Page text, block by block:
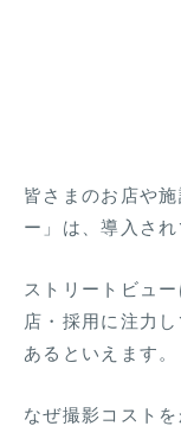
皆さまのお店や
ー」は、導入さ
ストリートビュ
店・採用に注力
あるといえます。
なぜ撮影コスト